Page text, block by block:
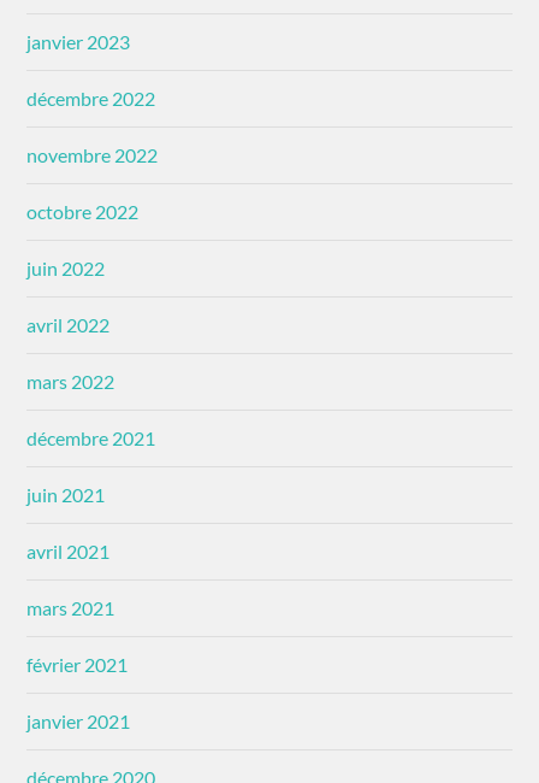
janvier 2023
décembre 2022
novembre 2022
octobre 2022
juin 2022
avril 2022
mars 2022
décembre 2021
juin 2021
avril 2021
mars 2021
février 2021
janvier 2021
décembre 2020